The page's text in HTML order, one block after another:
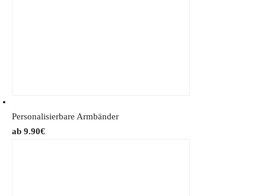
Personalisierbare Armbänder
9.90€